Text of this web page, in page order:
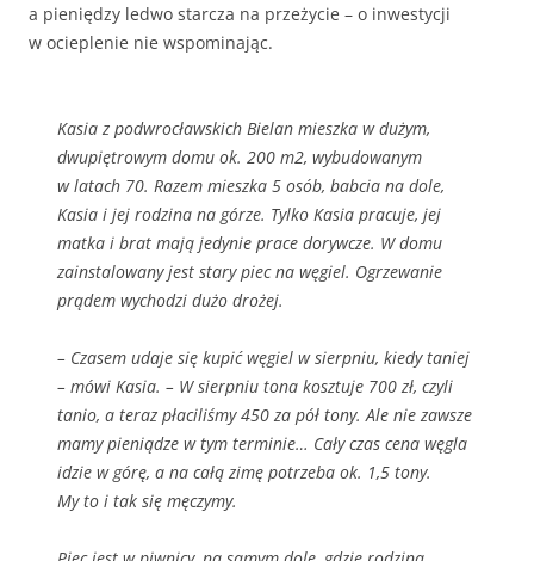
a pieniędzy ledwo starcza na przeżycie – o inwestycji
w ocieplenie nie wspominając.
Kasia z podwrocławskich Bielan mieszka w dużym,
dwupiętrowym domu ok. 200 m2, wybudowanym
w latach 70. Razem mieszka 5 osób, babcia na dole,
Kasia i jej rodzina na górze. Tylko Kasia pracuje, jej
matka i brat mają jedynie prace dorywcze. W domu
zainstalowany jest stary piec na węgiel. Ogrzewanie
prądem wychodzi dużo drożej.
– Czasem udaje się kupić węgiel w sierpniu, kiedy taniej
– mówi Kasia. – W sierpniu tona kosztuje 700 zł, czyli
tanio, a teraz płaciliśmy 450 za pół tony. Ale nie zawsze
mamy pieniądze w tym terminie… Cały czas cena węgla
idzie w górę, a na całą zimę potrzeba ok. 1,5 tony.
My to i tak się męczymy.